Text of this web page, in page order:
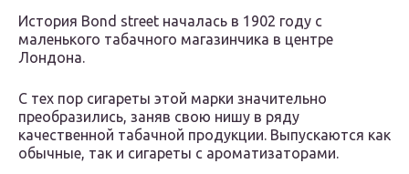
История Bond street началась в 1902 году с
маленького табачного магазинчика в центре
Лондона.
С тех пор сигареты этой марки значительно
преобразились, заняв свою нишу в ряду
качественной табачной продукции. Выпускаются как
обычные, так и сигареты с ароматизаторами.